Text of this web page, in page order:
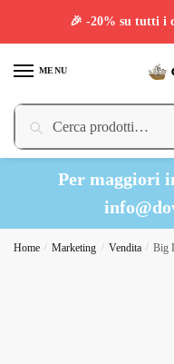
MENU
Cerca:
Cerca
Per maggiori
Home / Marketing / Vendita / Big
🎉 -20% su tutti i